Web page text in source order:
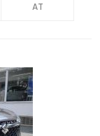
AT